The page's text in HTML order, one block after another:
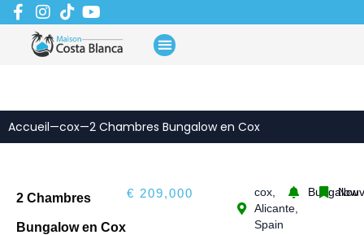
Aller
au
contenu
Accueil—cox—2 Chambres Bungalow en Cox
2 Chambres
Bungalow en Cox
€ 209,000
cox,
Alicante,
Spain
Bungalow